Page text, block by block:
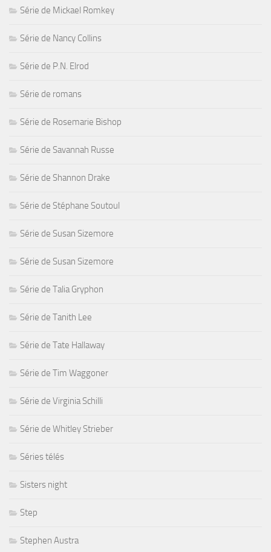
Série de Mickael Romkey
Série de Nancy Collins
Série de P.N. Elrod
Série de romans
Série de Rosemarie Bishop
Série de Savannah Russe
Série de Shannon Drake
Série de Stéphane Soutoul
Série de Susan Sizemore
Série de Susan Sizemore
Série de Talia Gryphon
Série de Tanith Lee
Série de Tate Hallaway
Série de Tim Waggoner
Série de Virginia Schilli
Série de Whitley Strieber
Séries télés
Sisters night
Step
Stephen Austra